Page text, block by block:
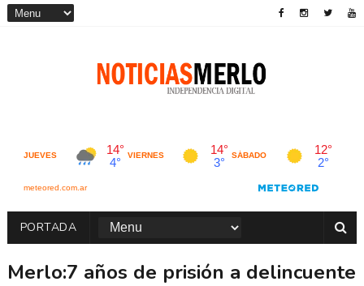
PORTADA
Merlo:7 años de prisión a delincuente